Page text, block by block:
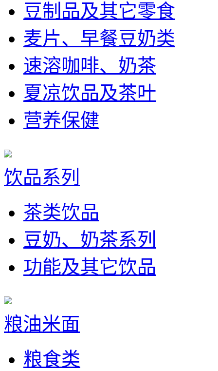
豆制品及其它零食
麦片、早餐豆奶类
速溶咖啡、奶茶
夏凉饮品及茶叶
营养保健
饮品系列
茶类饮品
豆奶、奶茶系列
功能及其它饮品
粮油米面
粮食类